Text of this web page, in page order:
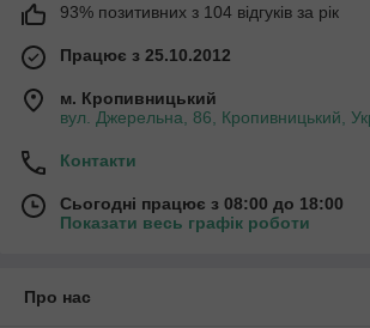
93% позитивних з 104 відгуків за рік
Працює з 25.10.2012
м. Кропивницький
вул. Джерельна, 86, Кропивницький,
Контакти
Сьогодні працює з 08:00 до 18:00
Показати весь графік роботи
Про нас